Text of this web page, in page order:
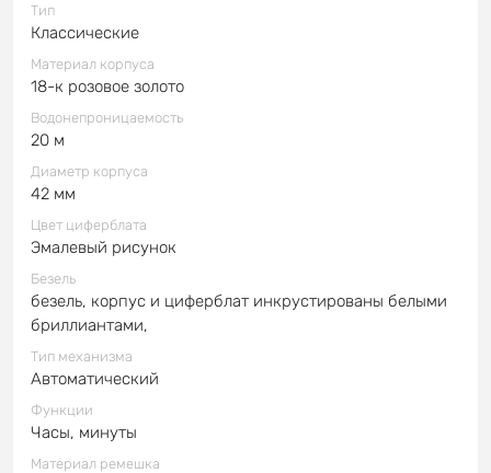
Тип
Классические
Материал корпуса
18-к розовое золото
Водонепроницаемость
20 м
Диаметр корпуса
42 мм
Цвет циферблата
Эмалевый рисунок
Безель
безель, корпус и циферблат инкрустированы белыми
бриллиантами,
Тип механизма
Автоматический
Функции
Часы, минуты
Материал ремешка